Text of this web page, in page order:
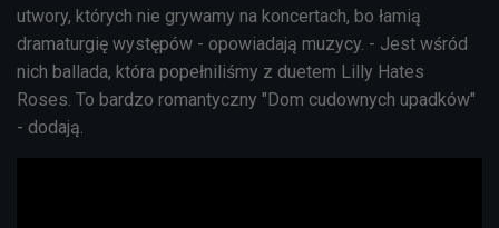
utwory, których nie grywamy na koncertach, bo łamią
dramaturgię występów - opowiadają muzycy. - Jest wśród
nich ballada, która popełniliśmy z duetem Lilly Hates
Roses. To bardzo romantyczny "Dom cudownych upadków"
- dodają.